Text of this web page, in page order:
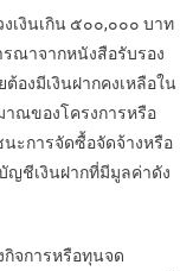
นเกิน ๕๐๐,๐๐๐ บาท
ณาจากหนังสือรับรอง
องมีเงินฝากคงเหลือใน
ณของโครงการหรือ
ะการจัดซื้อจัดจ้างหรือ
ญชีเงินฝากที่มีมูลค่าดัง
การหรือทุนจด